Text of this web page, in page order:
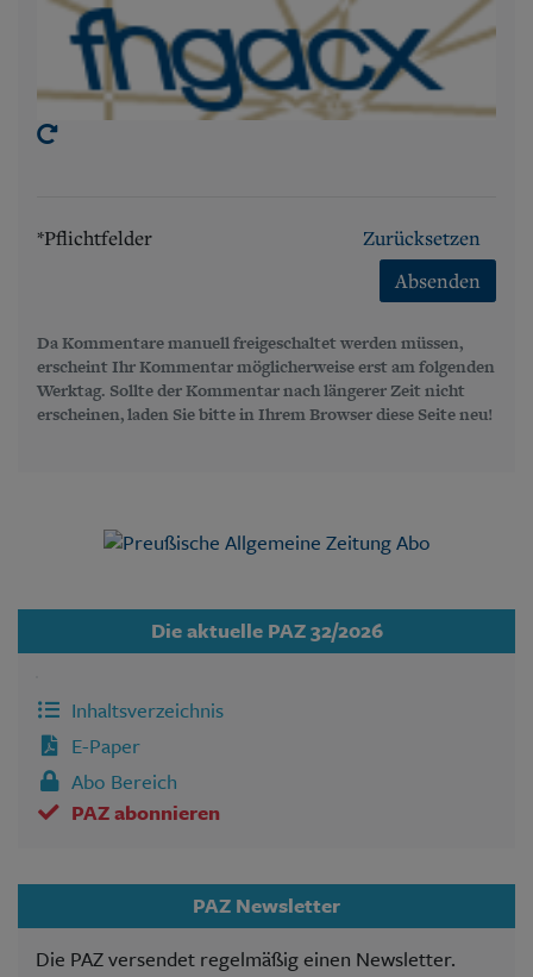
*Pflichtfelder
Zurücksetzen
Absenden
Da Kommentare manuell freigeschaltet werden müssen,
erscheint Ihr Kommentar möglicherweise erst am folgenden
Werktag. Sollte der Kommentar nach längerer Zeit nicht
erscheinen, laden Sie bitte in Ihrem Browser diese Seite neu!
Die aktuelle PAZ 32/2026
Inhaltsverzeichnis
E-Paper
Abo Bereich
PAZ abonnieren
PAZ Newsletter
Die PAZ versendet regelmäßig einen Newsletter.